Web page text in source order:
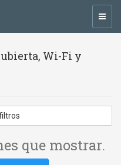
Wi-Fi y
que mostrar.